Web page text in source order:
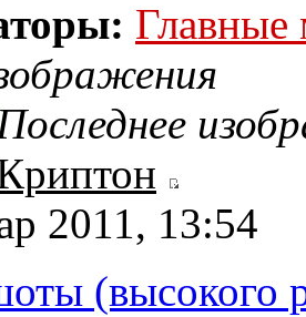
Главные
2011, 13:54
(высокого